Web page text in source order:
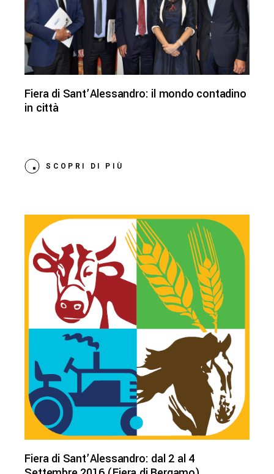
Fiera di Sant’Alessandro: il mondo contadino
in città
SCOPRI DI PIÙ
Fiera di Sant’Alessandro: dal 2 al 4